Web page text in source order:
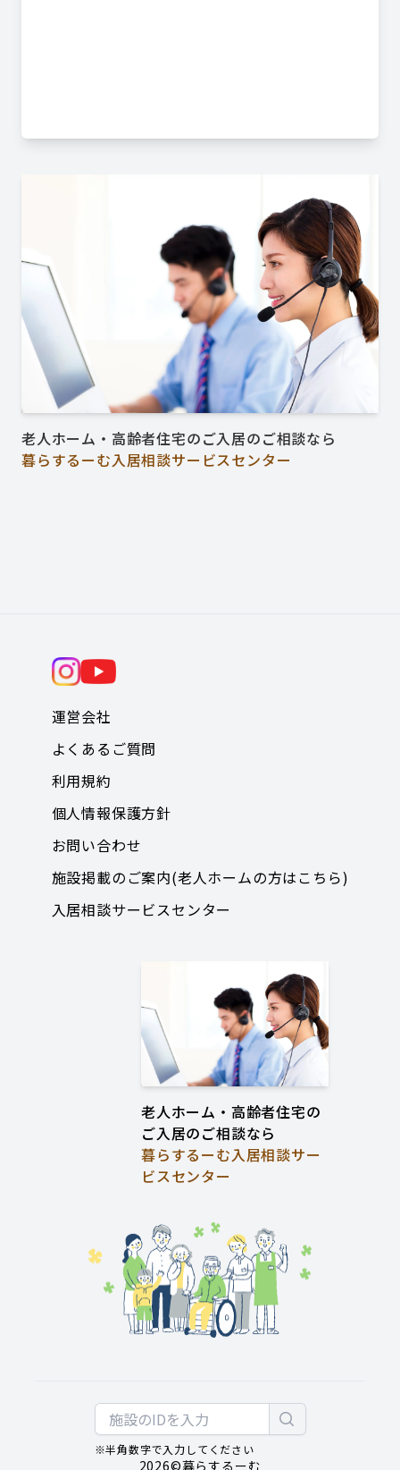
老人ホーム・高齢者住宅のご入居のご相談なら
暮らするーむ入居相談サービスセンター
運営会社
よくあるご質問
利用規約
個人情報保護方針
お問い合わせ
施設掲載のご案内(老人ホームの方はこちら)
入居相談サービスセンター
老人ホーム・高齢者住宅の
ご入居のご相談なら
暮らするーむ入居相談サー
ビスセンター
2026©暮らするーむ
※半角数字で入力してください